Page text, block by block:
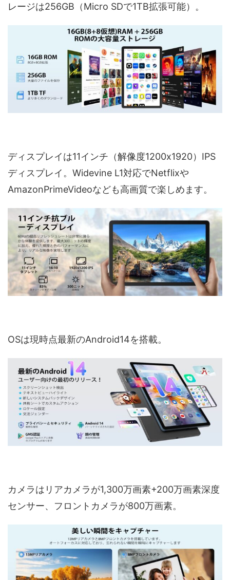
レージは256GB（Micro SDで1TB拡張可能）。
ディスプレイは11インチ（解像度1200x1920）IPS
ディスプレイ。Widevine L1対応でNetflixや
AmazonPrimeVideoなども高画質で楽しめます。
OSは現時点最新のAndroid14を搭載。
カメラはリアカメラが1,300万画素+200万画素深度
センサー、フロントカメラが800万画素。